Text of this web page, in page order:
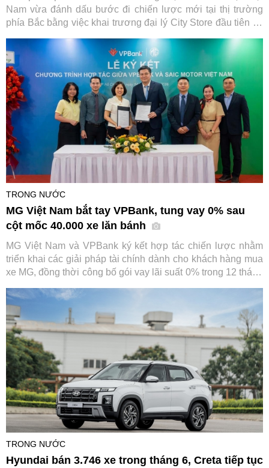
Nam vừa đánh dấu bước đi chiến lược mới tại thị trường
phía Bắc bằng việc khai trương đại lý City Store đầu tiên tại
dụng cho loạt dòng xe chủ lực.
TRONG NƯỚC
MG Việt Nam bắt tay VPBank, tung vay 0% sau
cột mốc 40.000 xe lăn bánh
MG Việt Nam và VPBank ký kết hợp tác chiến lược nhằm
triển khai các giải pháp tài chính dành cho khách hàng mua
xe MG, đồng thời công bố gói vay lãi suất 0% trong 12 tháng
vừa đạt cột mốc 40.000 xe lăn bánh tại Việt Nam.
TRONG NƯỚC
Hyundai bán 3.746 xe trong tháng 6, Creta tiếp tục